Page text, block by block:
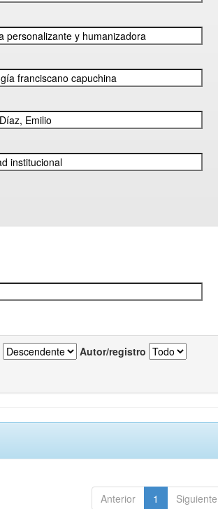
Autor/registro
Anterior 1 Siguiente